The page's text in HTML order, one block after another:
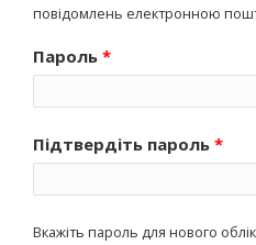
повідомлень електронною
Пароль *
Підтвердіть пароль *
Вкажіть пароль для нового